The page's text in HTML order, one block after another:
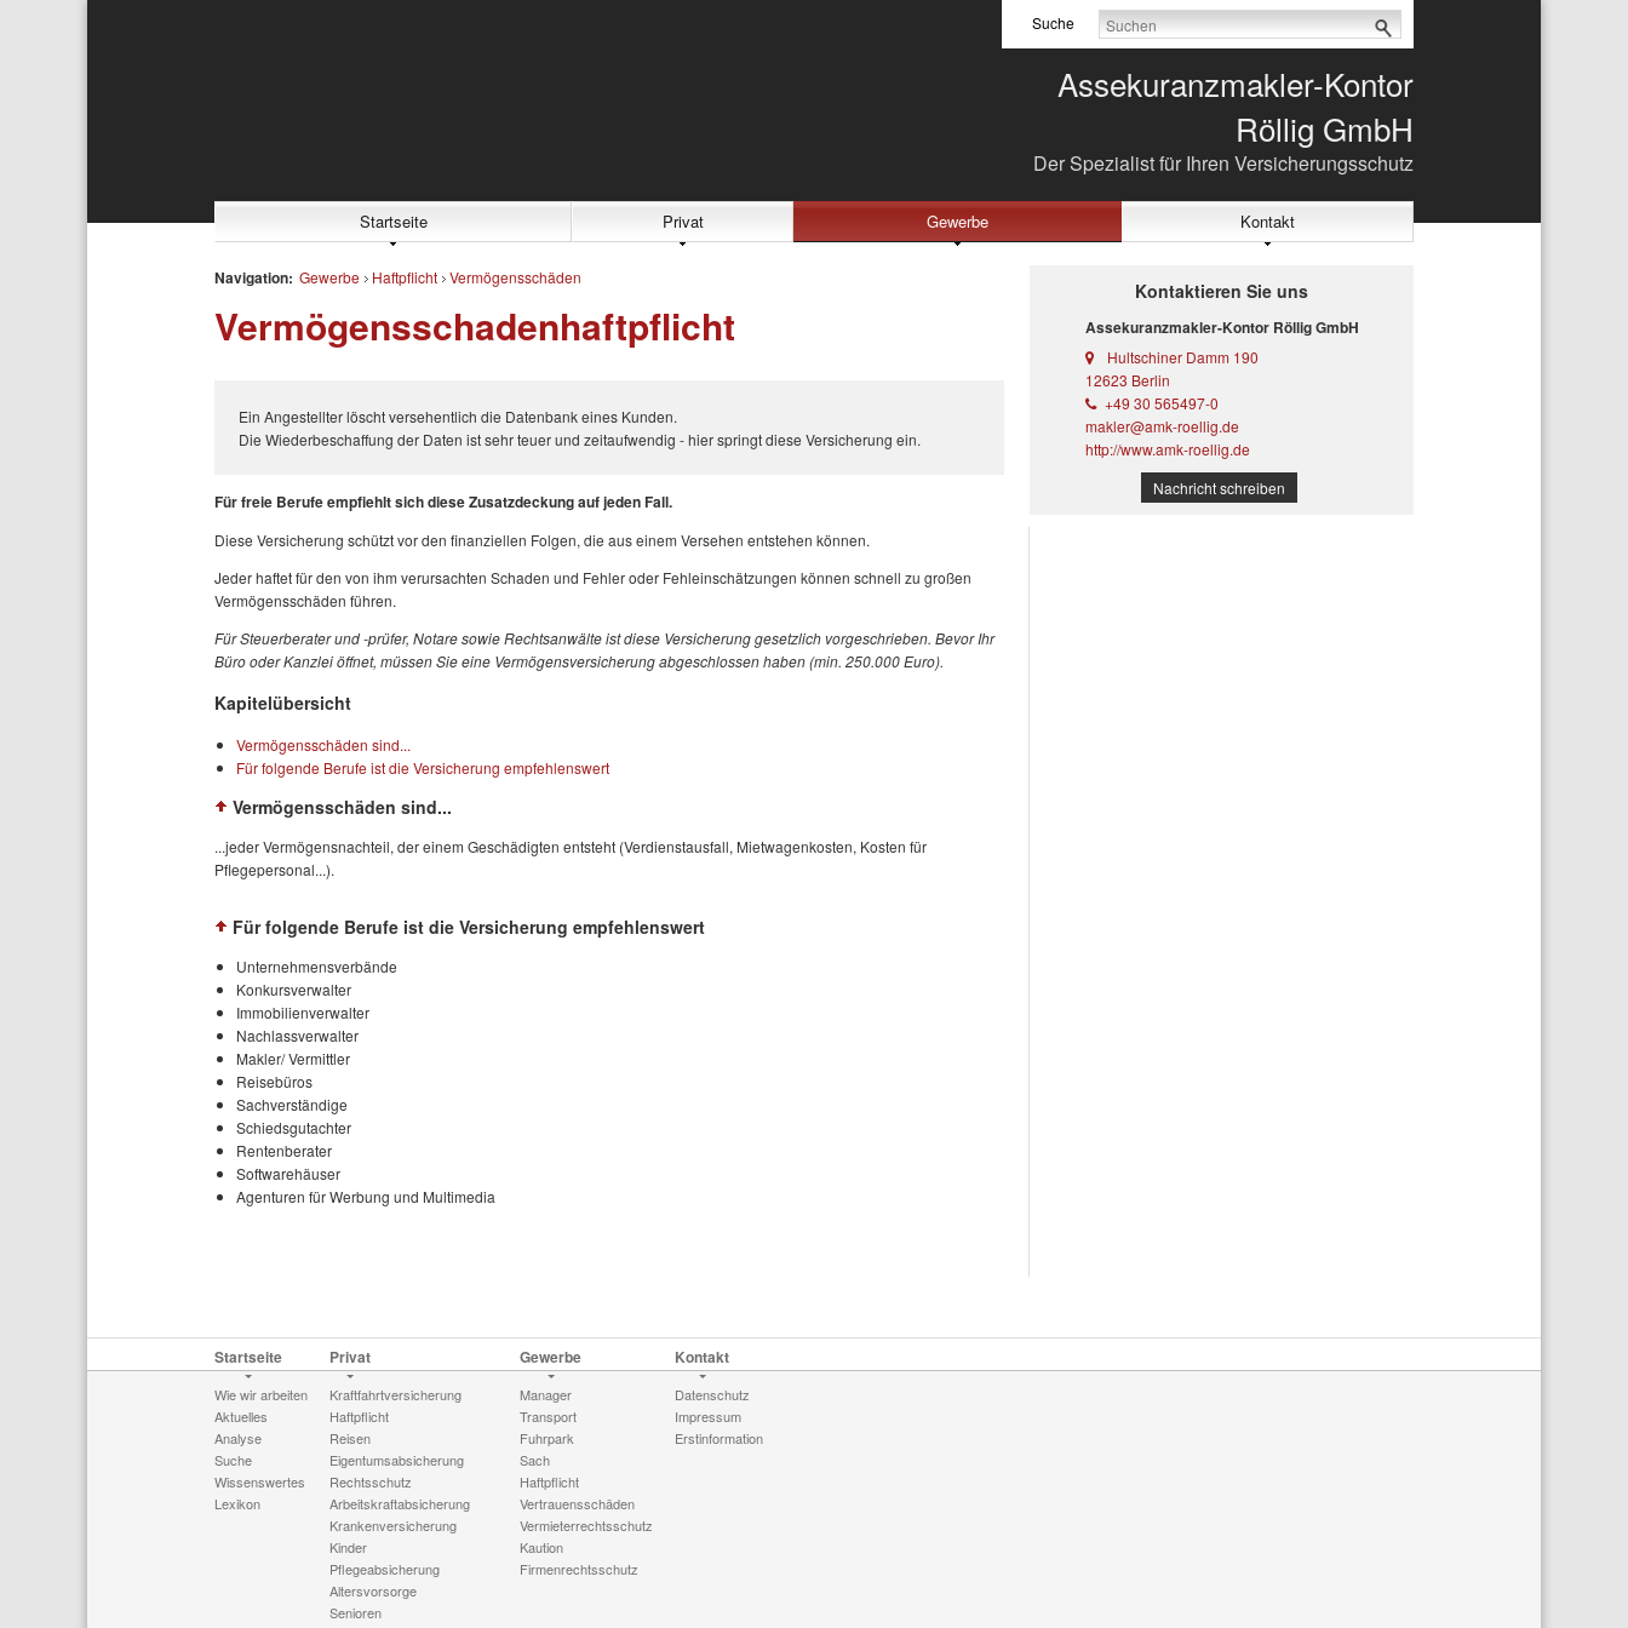
Suche
Assekuranzmakler-Kontor
Röllig GmbH
Der Spezialist für Ihren Versicherungsschutz
Startseite Privat Gewerbe Kontakt
Navigation: Gewerbe Haftpflicht Vermögensschäden
Vermögensschadenhaftpflicht
Ein Angestellter löscht versehentlich die Datenbank eines Kunden.
Die Wiederbeschaffung der Daten ist sehr teuer und zeitaufwendig - hier springt diese Versicherung ein.
Für freie Berufe empfiehlt sich diese Zusatzdeckung auf jeden Fall.
Diese Versicherung schützt vor den finanziellen Folgen, die aus einem Versehen entstehen können.
Jeder haftet für den von ihm verursachten Schaden und Fehler oder Fehleinschätzungen können schnell zu großen
Vermögensschäden führen.
Für Steuerberater und -prüfer, Notare sowie Rechtsanwälte ist diese Versicherung gesetzlich vorgeschrieben. Bevor Ihr
Büro oder Kanzlei öffnet, müssen Sie eine Vermögensversicherung abgeschlossen haben (min. 250.000 Euro).
Kapitelübersicht
Vermögensschäden sind...
Für folgende Berufe ist die Versicherung empfehlenswert
Vermögensschäden sind...
...jeder Vermögensnachteil, der einem Geschädigten entsteht (Verdienstausfall, Mietwagenkosten, Kosten für
Pflegepersonal...).
Für folgende Berufe ist die Versicherung empfehlenswert
Unternehmensverbände
Konkursverwalter
Immobilienverwalter
Nachlassverwalter
Makler/ Vermittler
Reisebüros
Sachverständige
Schiedsgutachter
Rentenberater
Softwarehäuser
Agenturen für Werbung und Multimedia
Kontaktieren Sie uns
Assekuranzmakler-Kontor Röllig GmbH
Hultschiner Damm 190
12623 Berlin
+49 30 565497-0
makler@amk-roellig.de
http://www.amk-roellig.de
Nachricht schreiben
Startseite
Wie wir arbeiten
Aktuelles
Analyse
Suche
Wissenswertes
Lexikon
Privat
Kraftfahrtversicherung
Haftpflicht
Reisen
Eigentumsabsicherung
Rechtsschutz
Arbeitskraftabsicherung
Krankenversicherung
Kinder
Pflegeabsicherung
Altersvorsorge
Senioren
Gewerbe
Manager
Transport
Fuhrpark
Sach
Haftpflicht
Vertrauensschäden
Vermieterrechtsschutz
Kaution
Firmenrechtsschutz
Kontakt
Datenschutz
Impressum
Erstinformation